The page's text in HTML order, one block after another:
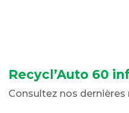
Recycl’Auto 60
Consultez nos